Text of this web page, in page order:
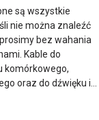
są wszystkie
nie można znaleźć
bez wahania
Kable do
komórkowego,
oraz do dźwięku i
HDMI, kable